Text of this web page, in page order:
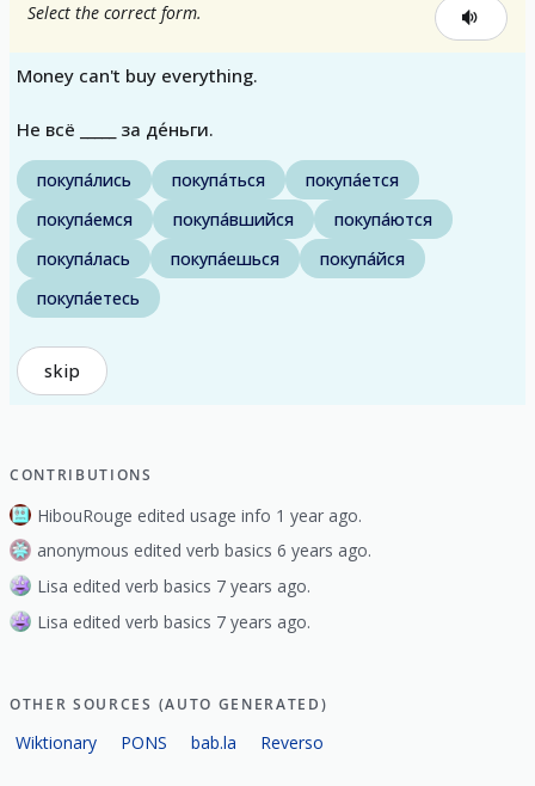
Select the correct form.
Money can't buy everything.
Не всё _____ за де́ньги.
покупа́лись покупа́ться
покупа́ется
покупа́емся
покупа́вшийся
покупа́ются
покупа́лась
покупа́ешься
покупа́йся
покупа́етесь
skip
CONTRIBUTIONS
HibouRouge edited usage info 1 year ago.
anonymous edited verb basics 6 years ago.
Lisa edited verb basics 7 years ago.
Lisa edited verb basics 7 years ago.
OTHER SOURCES (AUTO GENERATED)
Wiktionary PONS bab.la Reverso